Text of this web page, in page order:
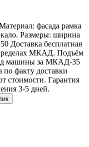
фасада рамка
Размеры: ширина
Доставка бесплатная
МКАД. Подъём
машины за МКАД-35
по факту доставки
стоимости. Гарантия
3-5 дней.